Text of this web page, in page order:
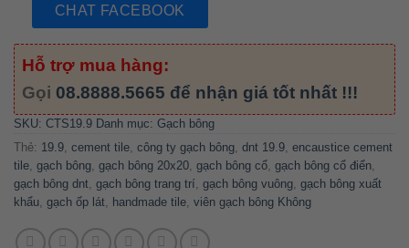
CHAT FACEBOOK
Hỗ trợ mua hàng:
Gọi 08.8888.5665 để nhận giá tốt nhất !!!
SKU: CTS19.9 Danh mục: Gạch bông
Thẻ: 19.9 cement tile công ty gạch bông dnt 19.9 encaustice cement
tile gạch bông gạch bông 20x20 gạch bông cổ gạch bông cổ điển
gạch bông dnt gạch bông trang trí gạch bông vuông gạch bông xuất
khẩu gạch ốp lát handmade tile viên gạch bông Không